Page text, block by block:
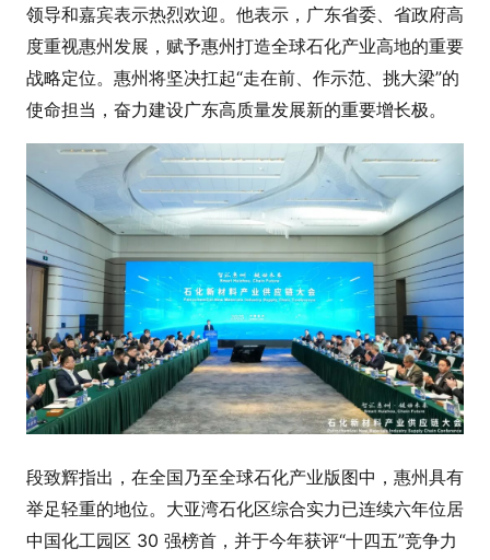
领导和嘉宾表示热烈欢迎。他表示，广东省委、省政府高
度重视惠州发展，赋予惠州打造全球石化产业高地的重要
战略定位。惠州将坚决扛起“走在前、作示范、挑大梁”的
使命担当，奋力建设广东高质量发展新的重要增长极。
段致辉指出，在全国乃至全球石化产业版图中，惠州具有
举足轻重的地位。大亚湾石化区综合实力已连续六年位居
中国化工园区 30 强榜首，并于今年获评“十四五”竞争力